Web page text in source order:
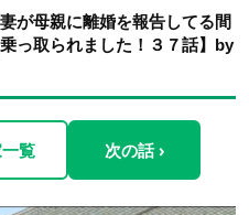
が母親に離婚を報告してる間
っ取られました！３７話】by
覧 次の話 ›